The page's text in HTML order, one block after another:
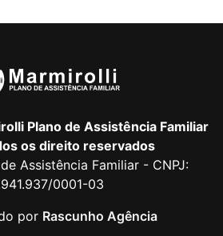
Plano de Assistência Familiar
os direito reservados
Assistência Familiar - CNPJ:
0001-03
por Rascunho Agência